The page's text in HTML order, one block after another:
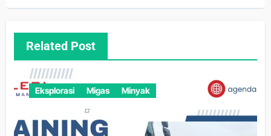
Related Post
Eksplorasi Migas Minyak